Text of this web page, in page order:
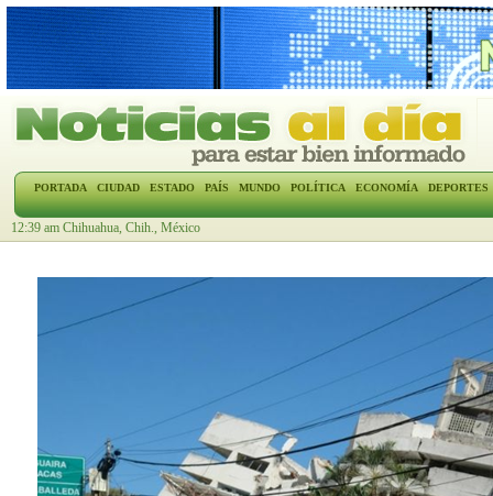
PORTADA CIUDAD ESTADO PAÍS MUNDO POLÍTICA ECONOMÍA DEPORTES
12:39 am Chihuahua, Chih., México